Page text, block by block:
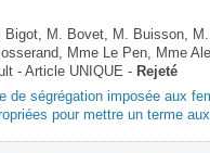
M. Bovet, M. Buisson,
Mme Le Pen, Mme
- Article UNIQUE - Rejeté
de ségrégation imposée aux
pour mettre un terme